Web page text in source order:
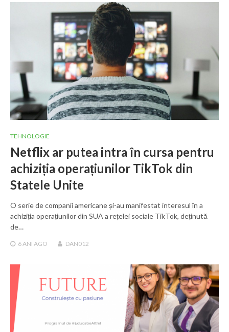
TEHNOLOGIE
Netflix ar putea intra în cursa pentru
achiziția operațiunilor TikTok din
Statele Unite
O serie de companii americane și-au manifestat interesul în a
achiziția operațiunilor din SUA a rețelei sociale TikTok, deținută
de…
6 ANI AGO DAN012